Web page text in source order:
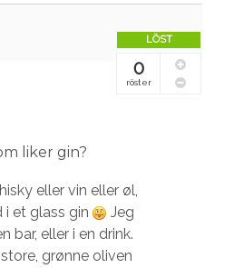
liker gin?
LÖST
0
röster
eller vin eller øl,
i et glass gin
Jeg
bar, eller i en drink.
grønne oliven